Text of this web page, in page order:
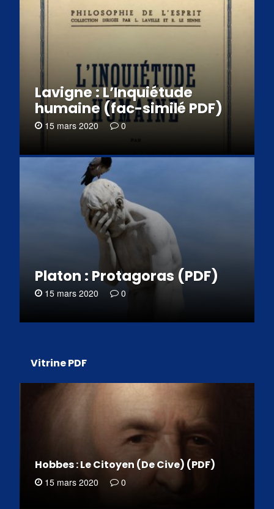
Lavigne : L’Inquiétude
humaine (fac-similé PDF)
15 mars 2020 0
Platon : Protagoras (PDF)
15 mars 2020 0
Vitrine PDF
Hobbes : Le Citoyen (De Cive) (PDF)
15 mars 2020 0